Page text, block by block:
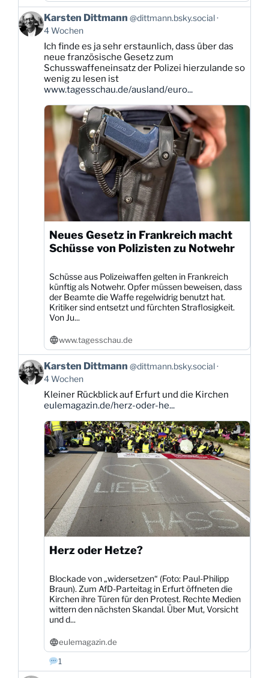
Beitrag
von
Karsten
Dittmann
Bluesky
ansehen
Karsten Dittmann @dittmann.bsky.social
4 Wochen
Ich finde es ja sehr erstaunlich, dass über das
neue französische Gesetz zum
Schusswaffeneinsatz der Polizei hierzulande so
wenig zu lesen ist
www.tagesschau.de/ausland/euro...
Neues Gesetz in Frankreich macht
Schüsse von Polizisten zu Notwehr
Schüsse aus Polizeiwaffen gelten in Frankreich
künftig als Notwehr. Opfer müssen beweisen, dass
der Beamte die Waffe regelwidrig benutzt hat.
Kritiker sind entsetzt und fürchten Straflosigkeit.
Von Ju...
www.tagesschau.de
Beitrag
von
Karsten
Dittmann
Bluesky
ansehen
Karsten Dittmann @dittmann.bsky.social
4 Wochen
Kleiner Rückblick auf Erfurt und die Kirchen
eulemagazin.de/herz-oder-he...
Herz oder Hetze?
Blockade von „widersetzen“ (Foto: Paul-Philipp
Braun). Zum AfD-Parteitag in Erfurt öffneten die
Kirchen ihre Türen für den Protest. Rechte Medien
wittern den nächsten Skandal. Über Mut, Vorsicht
und d...
eulemagazin.de
1